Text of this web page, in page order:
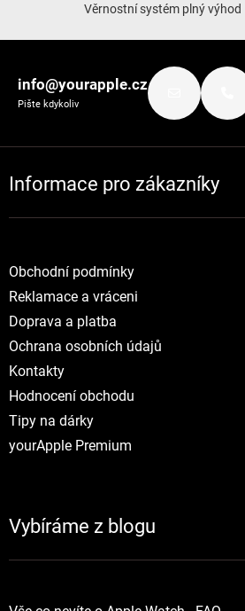
Věrnostní systém plný výhod
info@yourapple.cz
Pište kdykoliv
Informace pro zákazníky
Obchodní podmínky
Reklamace a vráceni
Doprava a platba
Ochrana osobních údajů
Kontakty
Hodnocení obchodu
Tipy na dárky
yourApple Premium
Vybíráme z blogu